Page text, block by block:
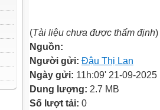
(Tài liệu chưa được thẩm định)
Nguồn:
Người gửi: Đậu Thị Lan
Ngày gửi: 11h:09' 21-09-2025
Dung lượng: 2.7 MB
Số lượt tải: 0